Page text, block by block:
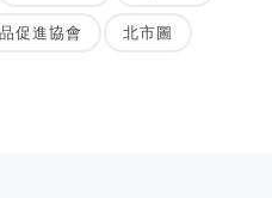
促進協會 北市圖